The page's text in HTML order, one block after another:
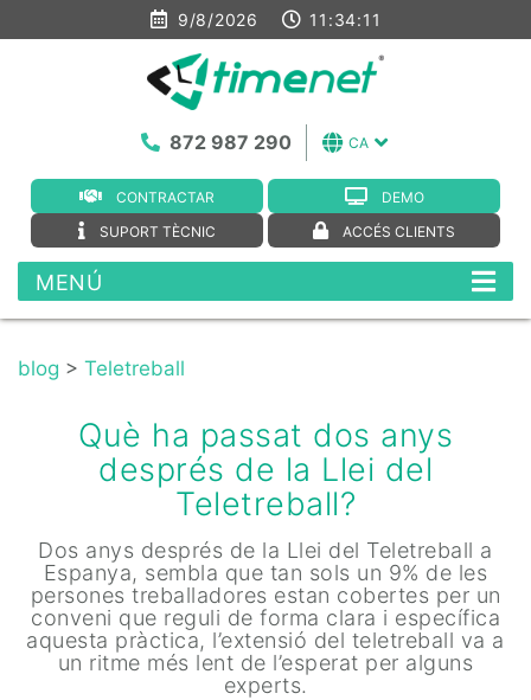
9/8/2026 11:34:12
CONTRACTAR
DEMO
SUPORT TÈCNIC
ACCÉS CLIENTS
CA
872 987 290
MENÚ
blog > Teletreball
Què ha passat dos anys
després de la Llei del
Teletreball?
Dos anys després de la Llei del Teletreball a
Espanya, sembla que tan sols un 9% de les
persones treballadores estan cobertes per un
conveni que reguli de forma clara i específica
aquesta pràctica, l’extensió del teletreball va a
un ritme més lent de l’esperat per alguns
experts.